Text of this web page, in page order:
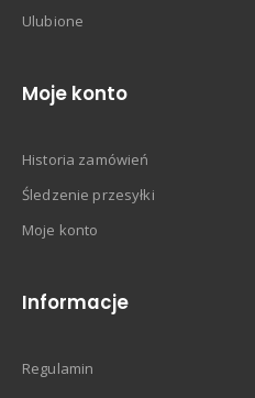
Ulubione
Moje konto
Historia zamówień
Śledzenie przesyłki
Moje konto
Informacje
Regulamin